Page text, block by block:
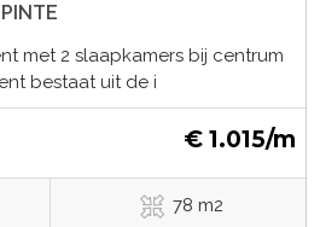
met 2 slaapkamers bij centrum
bestaat uit de i
€ 1.015/m
78 m2